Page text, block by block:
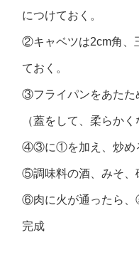
につけておく。
②キャベツは2cm角、
ておく。
③フライパンをあたた
（蓋をして、柔らか
④③に①を加え、炒め
⑤調味料の酒、みそ、
⑥肉に火が通ったら、
完成